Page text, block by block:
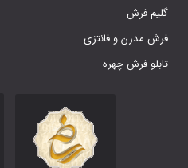
گلیم فرش
فرش مدرن و فانتزی
تابلو فرش چهره